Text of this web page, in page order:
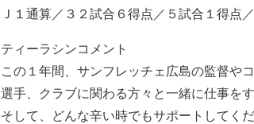
Ｊ１通算／３２試合６得点／５試合１得点
ティーラシンコメント
この１年間、サンフレッチェ広島の監督や
選手、クラブに関わる方々と一緒に仕事を
そして、どんな辛い時でもサポートしてく